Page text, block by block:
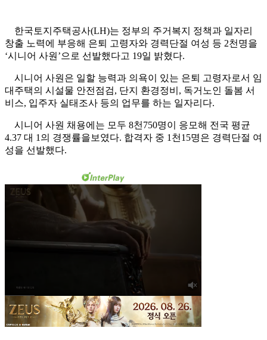
한국토지주택공사(LH)는 정부의 주거복지 정책과 일자리
창출 노력에 부응해 은퇴 고령자와 경력단절 여성 등 2천명을
‘시니어 사원’으로 선발했다고 19일 밝혔다.
시니어 사원은 일할 능력과 의욕이 있는 은퇴 고령자로서 임
대주택의 시설물 안전점검, 단지 환경정비, 독거노인 돌봄 서
비스, 입주자 실태조사 등의 업무를 하는 일자리다.
시니어 사원 채용에는 모두 8천750명이 응모해 전국 평균
4.37 대 1의 경쟁률을보였다. 합격자 중 1천15명은 경력단절 여
성을 선발했다.